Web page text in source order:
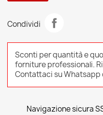
Condividi
Sconti per quantità e
forniture professionali.
Contattaci su Whatsapp
Navigazione sicura